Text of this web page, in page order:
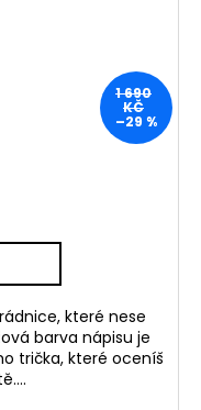
1 690
KČ
–29 %
které nese
barva nápisu je
trička, které oceníš